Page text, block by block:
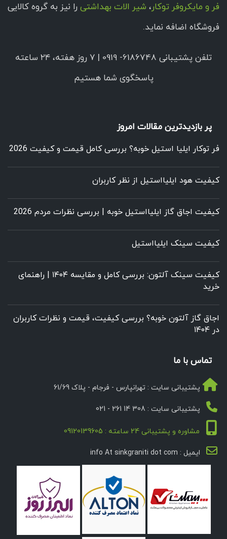
فر و مایکروفر توکار، شیر الات بهداشتی را نیز به گروه کالایی
فروشگاه اضافه نماید.
تلفن پشتیبانی 6186748- 0919 | ۷ روز هفته، ۲۴ ساعته
پاسخگوی شما هستیم
پر بازدیدترین مقالات امروز
فر توکار ایلیا استیل خوبه؟ بررسی کامل قیمت و کیفیت 2026
کیفیت هود ایلیااستیل از نظر کاربران
کیفیت اجاق گاز ایلیااستیل خوبه | بررسی نظرات مردم 2026
کیفیت سینک ایلیااستیل
کیفیت سینک آلتون: بررسی کامل و مقایسه ۱۴۰۴ | راهنمای
خرید
اجاق گاز آلتون خوبه؟ بررسی کیفیت، قیمت و نظرات کاربران
در ۱۴۰۴
تماس با ما
پشتیبانی سایت : تهرانپارس - فرجام - پلاک 61/69
پشتیبانی سایت : 308 14 261 - 021
مشاوره و پشتیبانی 24 ساعته : 09120139605
ایمیل : info At sinkgraniti dot com